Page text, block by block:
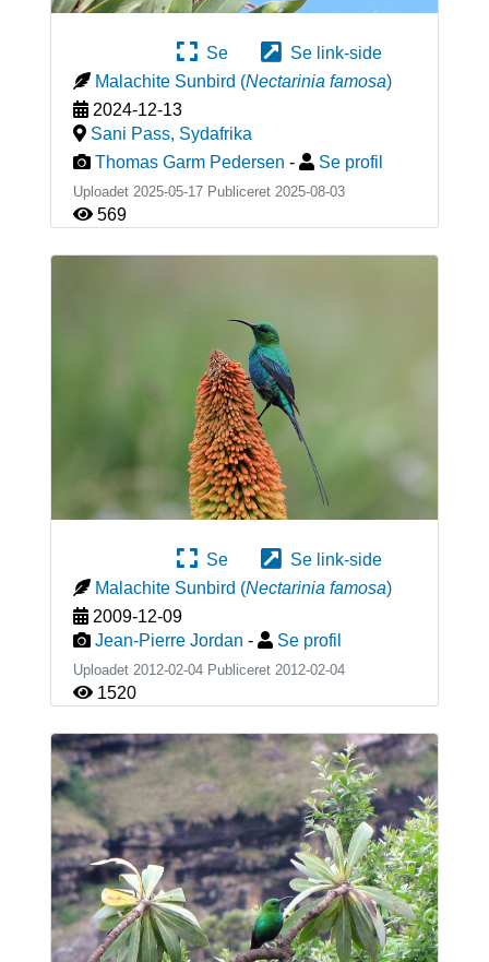
Se
Se link-side
Malachite Sunbird (Nectarinia famosa)
2024-12-13
Sani Pass, Sydafrika
Thomas Garm Pedersen - Se profil
Uploadet 2025-05-17 Publiceret 2025-08-03
569
Se
Se link-side
Malachite Sunbird (Nectarinia famosa)
2009-12-09
Jean-Pierre Jordan - Se profil
Uploadet 2012-02-04 Publiceret 2012-02-04
1520